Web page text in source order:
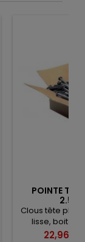
POINTE
Clous tête
lisse, boite
Prix
22,96 €